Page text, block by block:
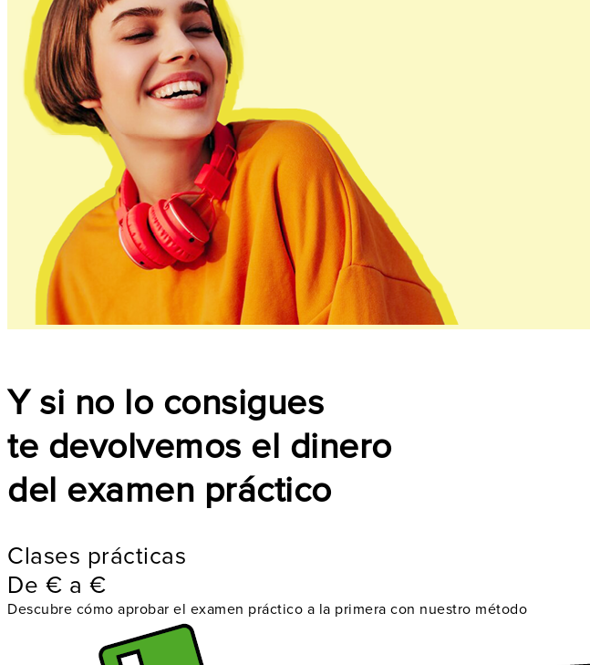
Y si no lo consigues
te devolvemos el dinero
del examen práctico
Clases prácticas
De € a €
Descubre cómo aprobar el examen práctico a la primera con nuestro método